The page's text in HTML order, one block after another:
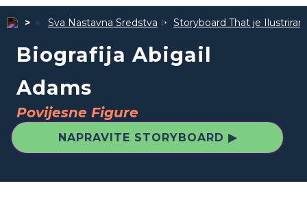
Sva Nastavna Sredstva Storyboard That je
Biografija Abigail
Adams
Povijesne Figure
NAPRAVITE STORYBOARD ▶